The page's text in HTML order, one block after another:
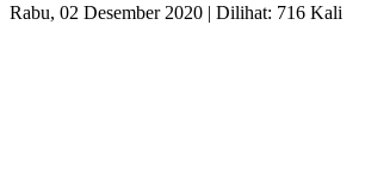
Rabu, 02 Desember 2020 | Dilihat: 716 Kali